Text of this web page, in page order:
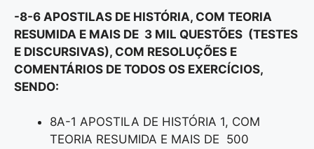
-8-6 APOSTILAS DE HISTÓRIA, COM TEORIA
RESUMIDA E MAIS DE 3 MIL QUESTÕES (TESTES
E DISCURSIVAS), COM RESOLUÇÕES E
COMENTÁRIOS DE TODOS OS EXERCÍCIOS,
SENDO:
8A-1 APOSTILA DE HISTÓRIA 1, COM
TEORIA RESUMIDA E MAIS DE 500